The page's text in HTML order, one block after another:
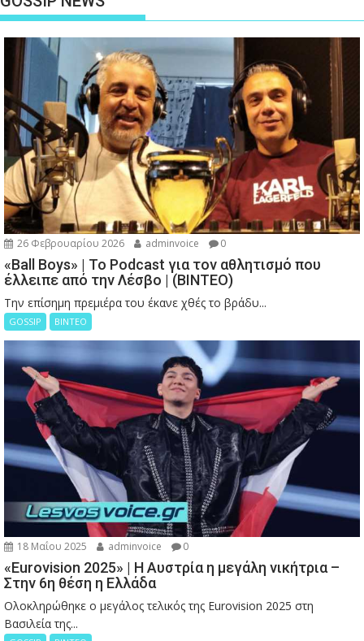
26 Φεβρουαρίου 2026 adminvoice 0
«Ball Boys» | Το Podcast για τον αθλητισμό που
έλλειπε από την Λέσβο | (ΒΙΝΤΕΟ)
Την επίσημη πρεμιέρα του έκανε χθές το βράδυ...
GOSSIP ΒΙΝΤΕΟ
18 Μαΐου 2025 adminvoice 0
«Eurovision 2025» | Η Αυστρία η μεγάλη νικήτρια –
Στην 6η θέση η Ελλάδα
Ολοκληρώθηκε ο μεγάλος τελικός της Eurovision 2025 στη
Βασιλεία της...